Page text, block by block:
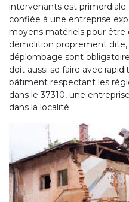
intervenants est
confiée à une entreprise
moyens matériels pour être
démolition proprement
déplombage sont
doit aussi se faire avec
bâtiment respectant les
dans le 37310, une
dans la localité.